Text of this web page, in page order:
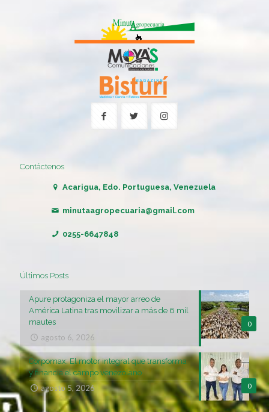
Contáctenos
Acarigua, Edo. Portuguesa, Venezuela
minutaagropecuaria@gmail.com
0255-6647848
Últimos Posts
0
Apure protagoniza el mayor arreo de
América Latina tras movilizar a más de 6 mil
mautes
agosto 6, 2026
0
Corpomax: El motor integral que transforma
y financia el campo venezolano
agosto 5, 2026